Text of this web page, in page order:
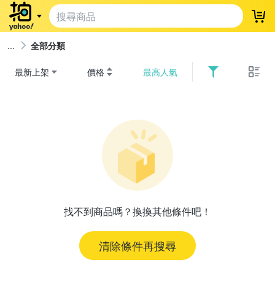
登
全部分類
最新上架 價格 最高人氣
找不到商品嗎？換換其他條件吧！
清除條件再搜尋